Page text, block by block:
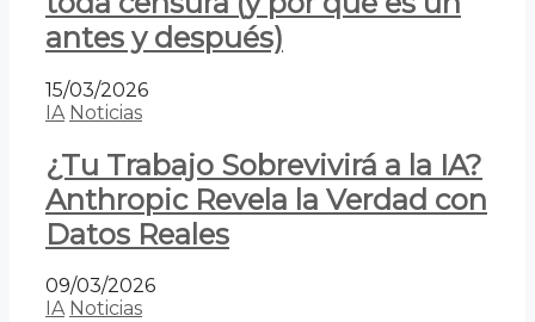
antes y después)
15/03/2026
IA Noticias
¿Tu Trabajo Sobrevivirá a la IA?
Anthropic Revela la Verdad con
Datos Reales
09/03/2026
IA Noticias